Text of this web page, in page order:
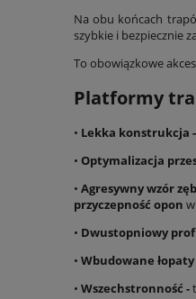
Na obu końcach
szybkie i bezpiecznie
To obowiązkowe
Platformy
• Lekka konstrukcja -
• Optymalizacja
• Agresywny wzór
przyczepność opon
• Dwustopniowy
• Wbudowane łopaty
• Wszechstronność -